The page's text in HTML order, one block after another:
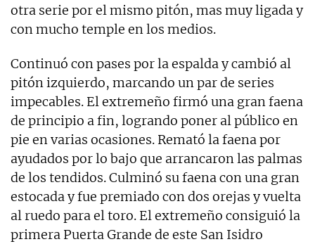
otra serie por el mismo pitón, mas muy ligada y
con mucho temple en los medios.
Continuó con pases por la espalda y cambió al
pitón izquierdo, marcando un par de series
impecables. El extremeño firmó una gran faena
de principio a fin, logrando poner al público en
pie en varias ocasiones. Remató la faena por
ayudados por lo bajo que arrancaron las palmas
de los tendidos. Culminó su faena con una gran
estocada y fue premiado con dos orejas y vuelta
al ruedo para el toro. El extremeño consiguió la
primera Puerta Grande de este San Isidro